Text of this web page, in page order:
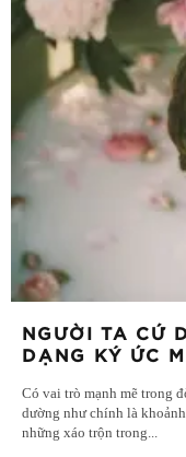
NGƯỜI TA CỨ
DẠNG KÝ ỨC
Có vai trò mạnh mẽ trong
dường như chính là
những xáo trộn trong...